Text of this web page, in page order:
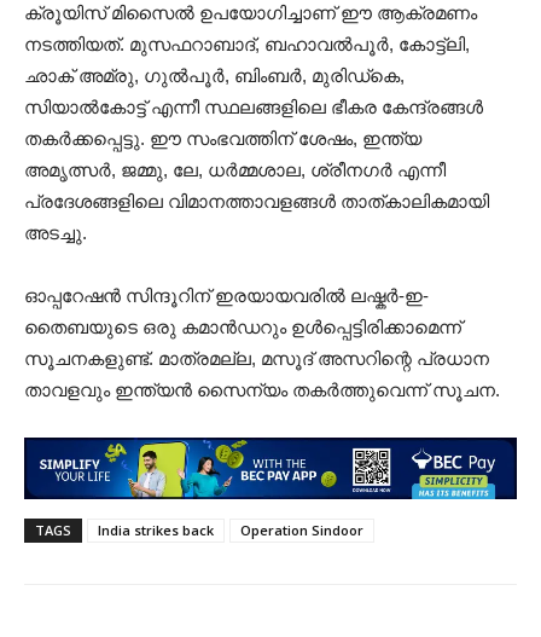
ക്രൂയിസ് മിസൈൽ ഉപയോഗിച്ചാണ് ഈ ആക്രമണം
നടത്തിയത്. മുസഫറാബാദ്, ബഹാവൽപൂർ, കോട്ട്ലി,
ഛാക് അമ്രു, ഗുൽപൂർ, ബിംബർ, മുരിഡ്കെ,
സിയാൽകോട്ട് എന്നീ സ്ഥലങ്ങളിലെ ഭീകര കേന്ദ്രങ്ങൾ
തകർക്കപ്പെട്ടു. ഈ സംഭവത്തിന് ശേഷം, ഇന്ത്യ
അമൃത്സർ, ജമ്മു, ലേ, ധർമ്മശാല, ശ്രീനഗർ എന്നീ
പ്രദേശങ്ങളിലെ വിമാനത്താവളങ്ങൾ താത്കാലികമായി
അടച്ചു.
ഓപ്പറേഷൻ സിന്ദൂറിന് ഇരയായവരിൽ ലഷ്കർ-ഇ-
തൈബയുടെ ഒരു കമാൻഡറും ഉൾപ്പെട്ടിരിക്കാമെന്ന്
സൂചനകളുണ്ട്. മാത്രമല്ല, മസൂദ് അസറിന്റെ പ്രധാന
താവളവും ഇന്ത്യൻ സൈന്യം തകർത്തുവെന്ന് സൂചന.
TAGS India strikes back Operation Sindoor